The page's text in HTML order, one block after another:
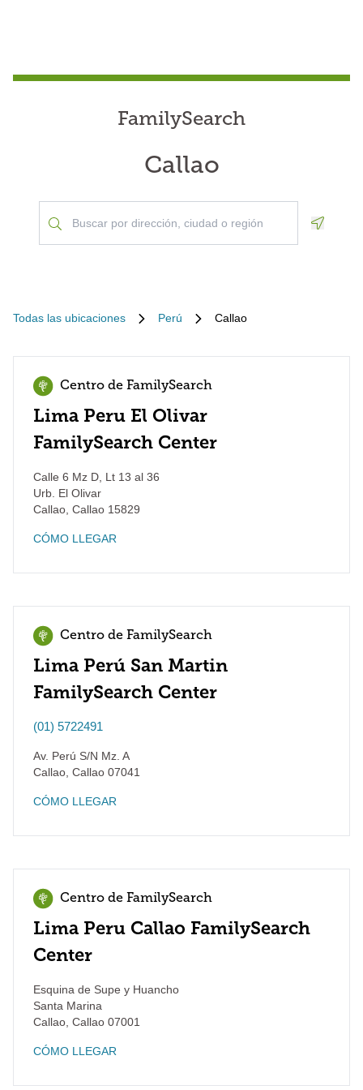
FamilySearch
Callao
Todas las ubicaciones Perú Callao
Centro de FamilySearch
Lima Peru El Olivar
FamilySearch Center
Calle 6 Mz D, Lt 13 al 36
Urb. El Olivar
Callao Callao 15829
CÓMO LLEGAR
Centro de FamilySearch
Lima Perú San Martin
FamilySearch Center
(01) 5722491
Av. Perú S/N Mz. A
Callao Callao 07041
CÓMO LLEGAR
Centro de FamilySearch
Lima Peru Callao FamilySearch
Center
Esquina de Supe y Huancho
Santa Marina
Callao Callao 07001
CÓMO LLEGAR